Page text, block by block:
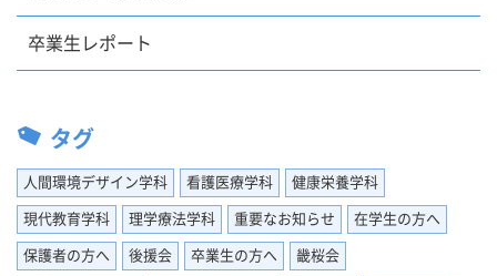
卒業生レポート
タグ
人間環境デザイン学科 看護医療学科 健康栄養学科
現代教育学科 理学療法学科 重要なお知らせ 在学生の方へ
保護者の方へ 後援会 卒業生の方へ 畿桜会